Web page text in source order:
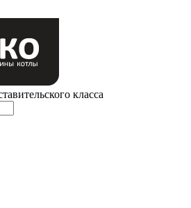
класса